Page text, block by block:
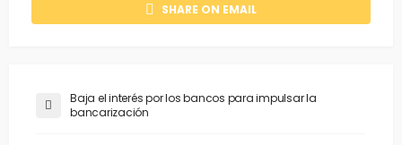
SHARE ON EMAIL
Baja el interés por los bancos para impulsar la
bancarización